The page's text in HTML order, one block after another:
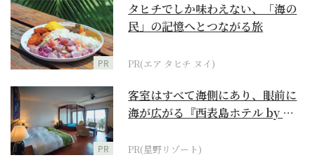
PR
タヒチでしか味わえない、「海の
民」の記憶へとつながる旅
PR(エア タヒチ ヌイ)
PR
客室はすべて海側にあり、眼前に
海が広がる『西表島ホテル by 星
PR(星野リゾート)